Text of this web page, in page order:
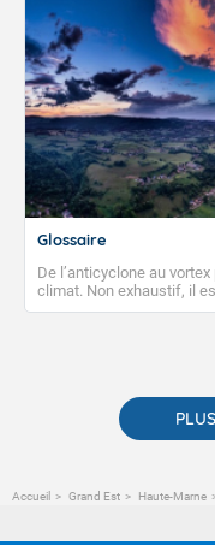
Glossaire
De l’anticyclone au
climat. Non exhaustif, il
publications. Vous y
Accueil Grand Est Haute-Marne